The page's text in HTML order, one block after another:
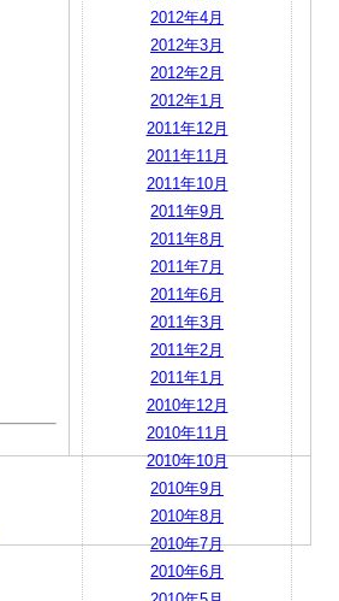
2012年4月
2012年3月
2012年2月
2012年1月
2011年12月
2011年11月
2011年10月
2011年9月
2011年8月
2011年7月
2011年6月
2011年3月
2011年2月
2011年1月
2010年12月
2010年11月
2010年10月
2010年9月
2010年8月
2010年7月
2010年6月